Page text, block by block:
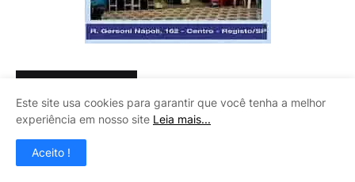
CLAUDINEY VIDROS
Este site usa cookies para garantir que você tenha a melhor
experiência em nosso site Leia mais...
Aceito !